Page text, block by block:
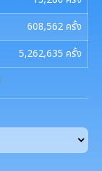
ถิ่น
รัพยากรท้องถิ่น
ดทำฐาน
608,562ครั้ง
5,262,635 ครั้ง